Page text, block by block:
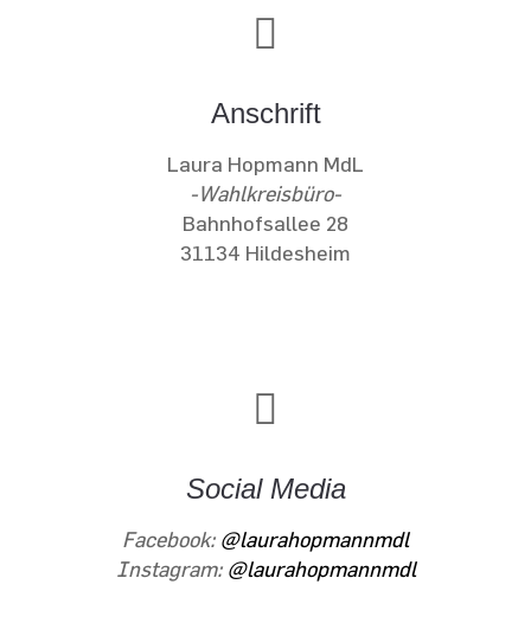
Anschrift
Laura Hopmann MdL
-Wahlkreisbüro-
Bahnhofsallee 28
31134 Hildesheim
Social Media
Facebook: @laurahopmannmdl
Instagram: @laurahopmannmdl